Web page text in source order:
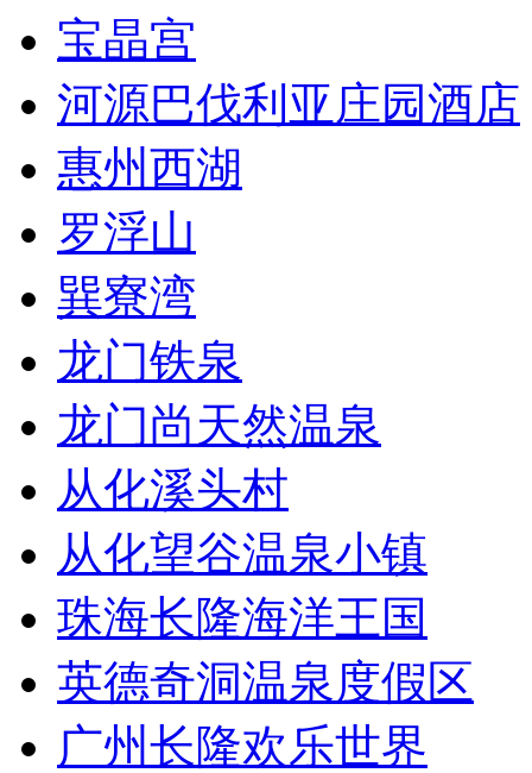
宝晶宫
河源巴伐利亚庄园酒店
惠州西湖
罗浮山
巽寮湾
龙门铁泉
龙门尚天然温泉
从化溪头村
从化望谷温泉小镇
珠海长隆海洋王国
英德奇洞温泉度假区
广州长隆欢乐世界